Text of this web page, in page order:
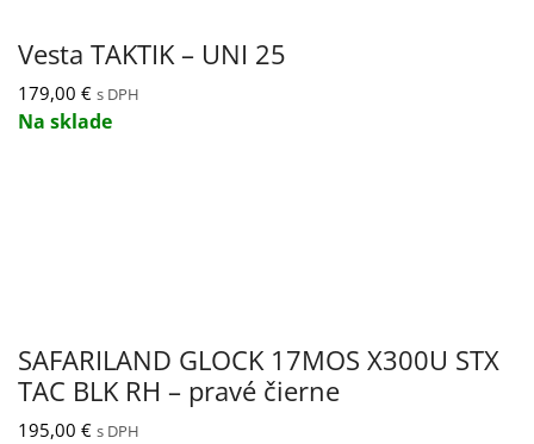
Vesta TAKTIK – UNI 25
179,00 € s DPH
Na sklade
SAFARILAND GLOCK 17MOS X300U STX
TAC BLK RH – pravé čierne
195,00 € s DPH